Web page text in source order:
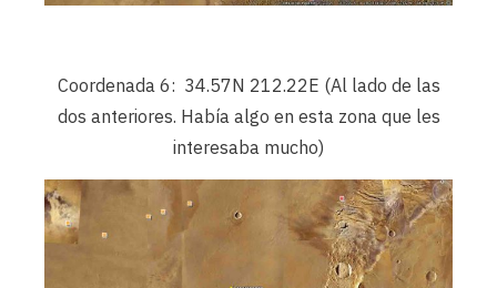
Coordenada 6: 34.57N 212.22E (Al lado de las
dos anteriores. Había algo en esta zona que les
interesaba mucho)